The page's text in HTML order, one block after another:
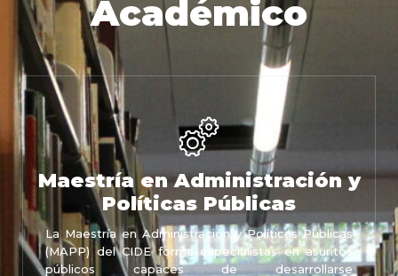
Académico
Maestría en Administración y
Políticas Públicas
La Maestría en Administración y Políticas Públicas
(MAPP) del CIDE forma especialistas en asuntos
públicos capaces de desarrollarse